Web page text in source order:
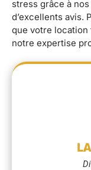
stress grâce à
d’excellents avis.
que votre
notre expertise